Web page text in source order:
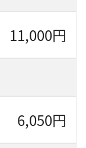
11,000円
6,050円